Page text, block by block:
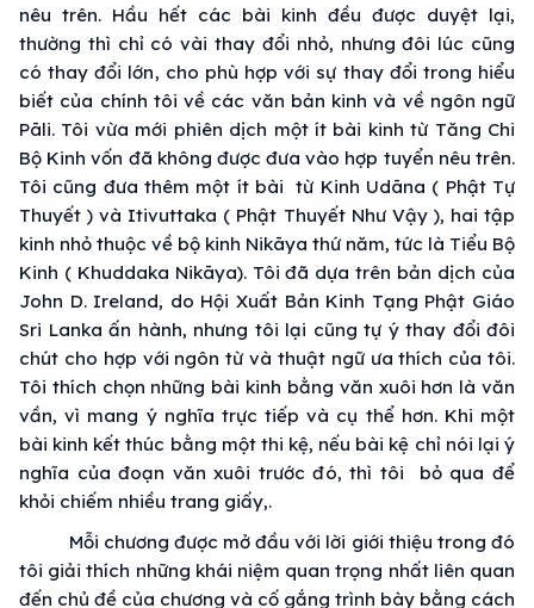
nêu trên. Hầu hết các bài kinh đều được duyệt lại,
thường thì chỉ có vài thay đổi nhỏ, nhưng đôi lúc cũng
có thay đổi lớn, cho phù hợp với sự thay đổi trong hiểu
biết của chính tôi về các văn bản kinh và về ngôn ngữ
Pāli. Tôi vừa mới phiên dịch một ít bài kinh từ Tăng Chi
Bộ Kinh vốn đã không được đưa vào hợp tuyển nêu trên.
Tôi cũng đưa thêm một ít bài từ Kinh Udāna ( Phật Tự
Thuyết ) và Itivuttaka ( Phật Thuyết Như Vậy ), hai tập
kinh nhỏ thuộc về bộ kinh Nikāya thứ năm, tức là Tiểu Bộ
Kinh ( Khuddaka Nikāya). Tôi đã dựa trên bản dịch của
John D. Ireland, do Hội Xuất Bản Kinh Tạng Phật Giáo
Sri Lanka ấn hành, nhưng tôi lại cũng tự ý thay đổi đôi
chút cho hợp với ngôn từ và thuật ngữ ưa thích của tôi.
Tôi thích chọn những bài kinh bằng văn xuôi hơn là văn
vần, vì mang ý nghĩa trực tiếp và cụ thể hơn. Khi một
bài kinh kết thúc bằng một thi kệ, nếu bài kệ chỉ nói lại ý
nghĩa của đoạn văn xuôi trước đó, thì tôi bỏ qua để
khỏi chiếm nhiều trang giấy,.
Mỗi chương được mở đầu với lời giới thiệu trong đó
tôi giải thích những khái niệm quan trọng nhất liên quan
đến chủ đề của chương và cố gắng trình bày bằng cách